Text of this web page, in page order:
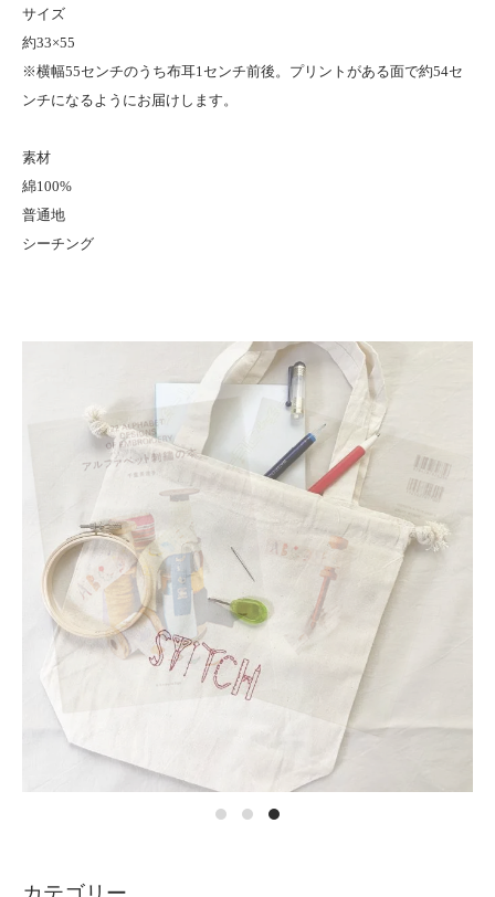
サイズ
約33×55
※横幅55センチのうち布耳1センチ前後。プリントがある面で約54セ
ンチになるようにお届けします。
素材
綿100%
普通地
シーチング